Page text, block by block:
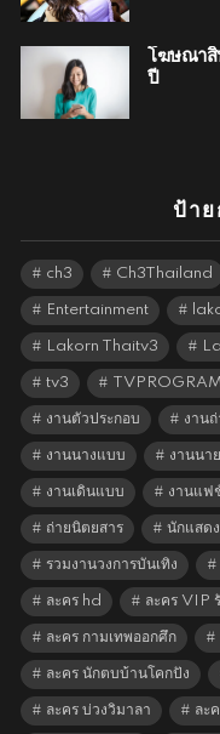
โฆษณาสิ
ปี
ป้าย
ch3 Ch3Thailand
Entertainment
Lakorn Thaitv3
tv3
งานตัวประกอบ งาน
งานนางแบบ งานนา
งานเดินแบบ งานแฟ
ถ่ายนิตยสาร นักแสด
รวมงานวงการบันเทิง
ละคร hd ละคร VIP
ละคร กามเทพออกศึก
ละคร นักตบบ้านโคกปัง
ละคร บ่วงวิมาลา ละ